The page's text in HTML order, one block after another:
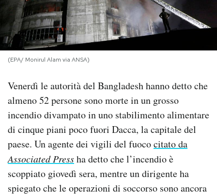
I MIEI PREFERITI
CALENDARIO
AREA PERSONALE
Newsletter
Notifiche mobile
Regala il Post
Hai bisogno di aiuto?
(EPA/ Monirul Alam via ANSA)
Venerdì le autorità del Bangladesh hanno detto che
almeno 52 persone sono morte in un grosso
incendio divampato in uno stabilimento alimentare
di cinque piani poco fuori Dacca, la capitale del
paese. Un agente dei vigili del fuococitato da
Associated Pressha detto che l’incendio è
scoppiato giovedì sera, mentre un dirigente ha
spiegato che le operazioni di soccorso sono ancora